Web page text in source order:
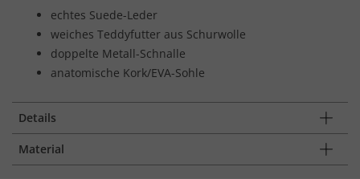
echtes Suede-Leder
weiches Teddyfutter aus Schurwolle
doppelte Metall-Schnalle
anatomische Kork/EVA-Sohle
Details
Material